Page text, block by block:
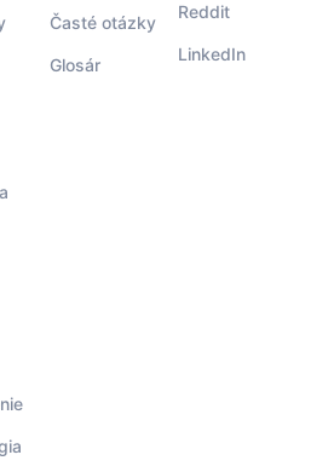
Časté otázky
Glosár
Reddit
LinkedIn